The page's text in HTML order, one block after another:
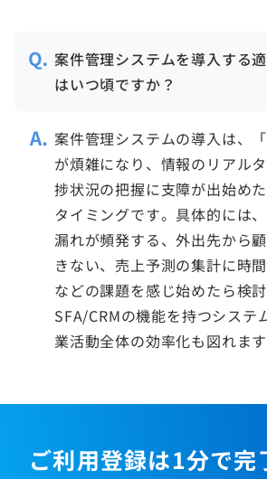
案件管理システムを導入する
はいつ頃ですか？
案件管理システムの導入は、
が煩雑になり、情報のリアル
捗状況の把握に支障が出始め
タイミングです。具体的には
漏れが頻発する、外出先から
きない、売上予測の集計に時
などの課題を感じ始めたら検討
SFA/CRMの機能を持つシステ
業活動全体の効率化も図れます
ご利用登録は1分で完